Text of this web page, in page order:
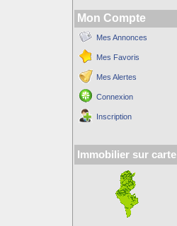
Mon Compte
Mes Annonces
Mes Favoris
Mes Alertes
Connexion
Inscription
Immobilier sur carte